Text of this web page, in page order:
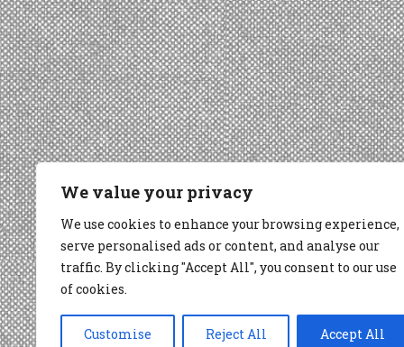
We value your privacy
We use cookies to enhance your browsing experience,
serve personalised ads or content, and analyse our
traffic. By clicking "Accept All", you consent to our use
of cookies.
Customise Reject All Accept All